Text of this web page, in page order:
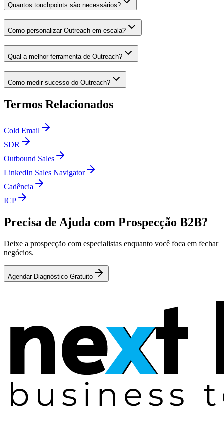
Quantos touchpoints são necessários?
Como personalizar Outreach em escala?
Qual a melhor ferramenta de Outreach?
Como medir sucesso do Outreach?
Termos Relacionados
Cold Email
SDR
Outbound Sales
LinkedIn Sales Navigator
Cadência
ICP
Precisa de Ajuda com Prospecção B2B?
Deixe a prospecção com especialistas enquanto você foca em fechar
negócios.
Agendar Diagnóstico Gratuito